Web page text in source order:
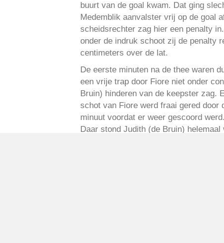
buurt van de goal kwam. Dat ging
Medemblik aanvalster vrij op de goal
scheidsrechter zag hier een penalty
onder de indruk schoot zij de penalty
centimeters over de lat.
De eerste minuten na de thee waren
een vrije trap door Fiore niet onder
Bruin) hinderen van de keepster zag.
schot van Fiore werd fraai gered door
minuut voordat er weer gescoord
Daar stond Judith (de Bruin)